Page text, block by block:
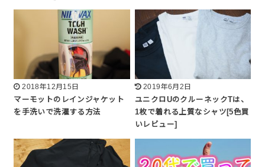
2018年12月15日
マーモットのレインジャケット
を手洗いで洗濯する方法
2019年6月2日
ユニクロUのクルーネックTは、
1枚で着れる上質なシャツ[5色買
いレビュー]